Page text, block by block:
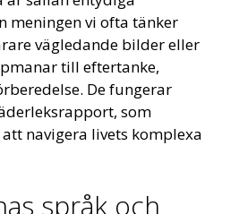
meningen vi ofta tänker
vägledande bilder eller
till eftertanke,
De fungerar
som
navigera livets komplexa
språk och